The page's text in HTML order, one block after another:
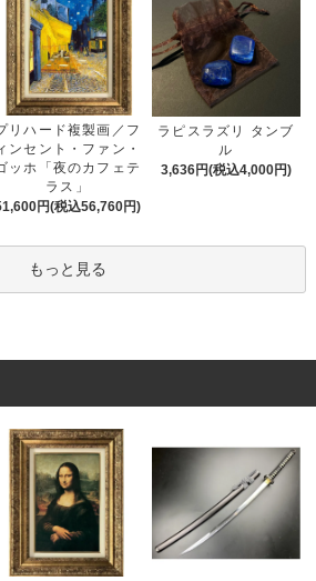
リハード複製画／フ
ンセント・ファン・
ッホ「夜のカフェテ
ラス」
円(税込56,760円)
ラピスラズリ タンブ
ル
3,636円(税込4,000円)
もっと見る